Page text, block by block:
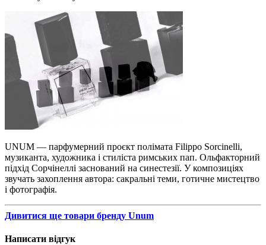
UNUM — парфумерний проєкт полімата Filippo Sorcinelli,
музиканта, художника і стиліста римських пап. Ольфакторний
підхід Сорчінеллі заснований на синестезії. У композиціях
звучать захоплення автора: сакральні теми, готичне мистецтво
і фотографія.
Дивитися ще товари бренду Unum
Написати відгук